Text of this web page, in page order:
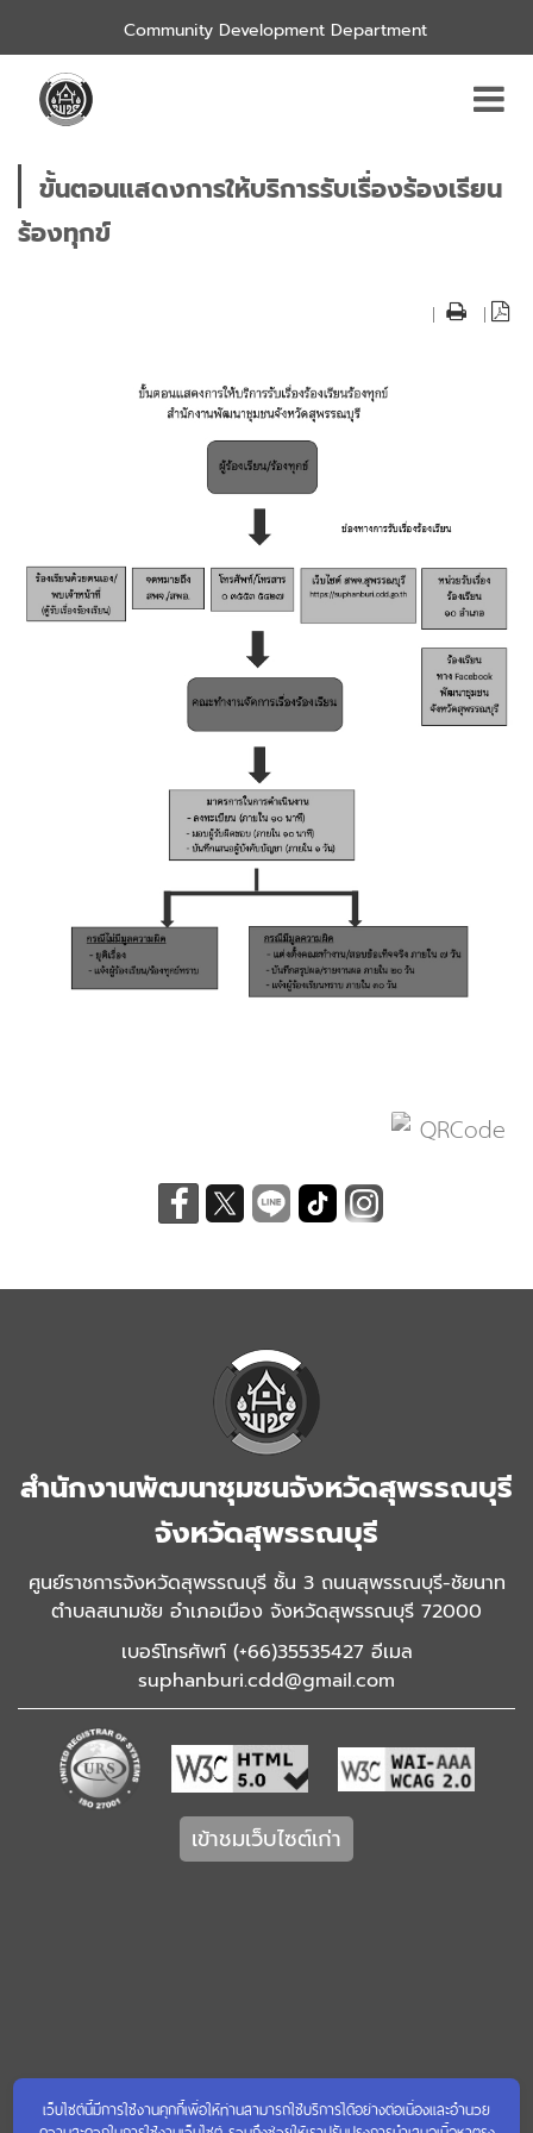
Community Development Department
ขั้นตอนแสดงการให้บริการรับเรื่องร้องเรียน
ร้องทุกข์
| |
สำนักงานพัฒนาชุมชนจังหวัดสุพรรณบุรี
จังหวัดสุพรรณบุรี
ศูนย์ราชการจังหวัดสุพรรณบุรี ชั้น 3 ถนนสุพรรณบุรี-ชัยนาท
ตำบลสนามชัย อำเภอเมือง จังหวัดสุพรรณบุรี 72000
เบอร์โทรศัพท์ (+66)35535427 อีเมล
suphanburi.cdd@gmail.com
เข้าชมเว็บไซต์เก่า
เว็บไซต์นี้มีการใช้งานคุกกี้เพื่อให้ท่านสามารถใช้บริการได้อย่างต่อเนื่องและอำนวย